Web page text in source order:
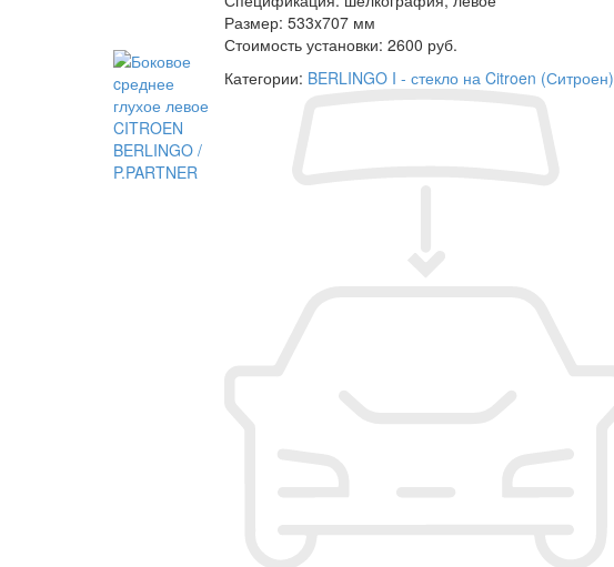
Размер: 533x707 мм
Стоимость установки: 2600 руб.
Категории: BERLINGO I - стекло на Citroen (Ситроен)